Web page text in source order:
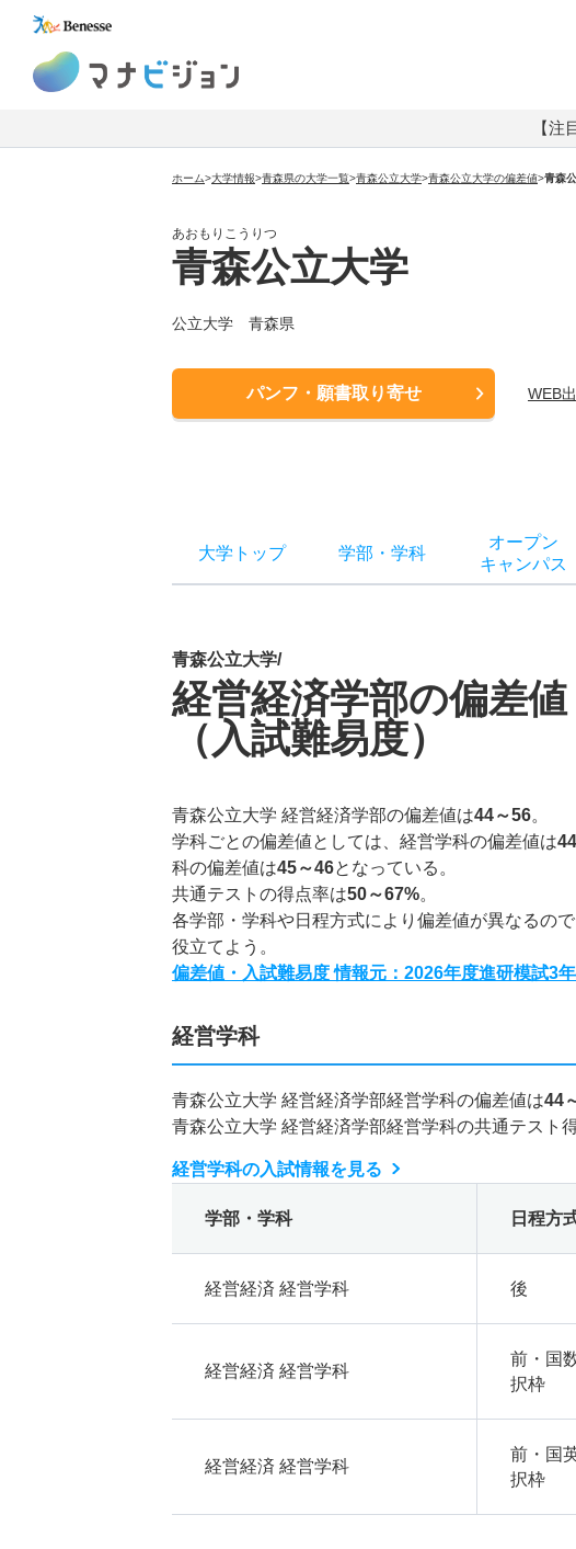
【
ホーム>大学情報>青森県の大学一覧>青森公立大学>青森公立大学の偏差値>青森
あおもりこうりつ
青森公立大学
公立大学 青森県
パンフ・願書取り寄せ WEB
大学トップ 学部 ・ 学科
オープン
キャンパス
青森公立大学/
経営経済学部の偏差
（入試難易度）
青森公立大学 経営経済学部の偏差値は44～56。
学科ごとの偏差値としては、経営学科の偏差値は
科の偏差値は45～46となっている。
共通テストの得点率は50～67%。
各学部・学科や日程方式により偏差値が異なるの
役立てよう。
偏差値・入試難易度 情報元：2026年度進研模試3
経営学科
青森公立大学 経営経済学部経営学科の偏差値は44
青森公立大学 経営経済学部経営学科の共通テスト
経営学科の入試情報を見る
学部・学科 日程方
経営経済 経営学科 後
経営経済 経営学科
前・国
択枠
経営経済 経営学科
前・国
択枠